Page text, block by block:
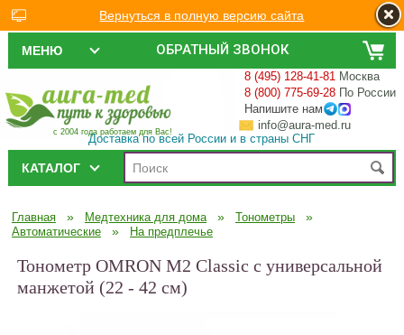
ОБРАТНЫЙ ЗВОНОК
МЕНЮ
с 2004 года работаем для Вас!
8 (495) 128-41-81 Москва
8 (800) 775-69-28 По России
Напишите нам
info@aura-med.ru
Доставка по всей России и в страны СНГ
КАТАЛОГ
Главная » Медтехника для дома » Тонометры »
Автоматические » На предплечье
Тонометр OMRON M2 Classic с универсальной
манжетой (22 - 42 см)
Вернуться в полную версию сайта